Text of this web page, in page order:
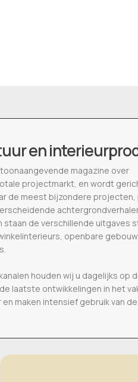
en
magazine over
projectmarkt, en wordt
de meest bijzondere
de verschillende uitgaves
openbare
houden wij u dagelijks op
laatste ontwikkelingen in het
maken intensief gebruik van de